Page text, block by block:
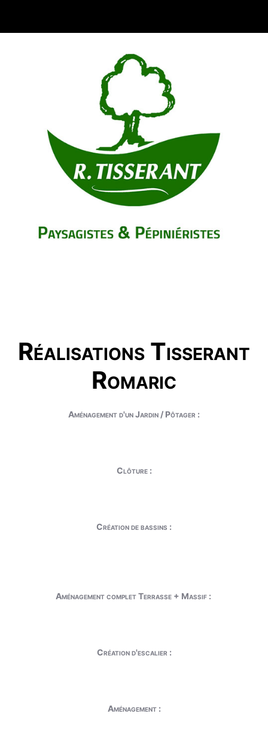
Réalisations Tisserant
Romaric
Aménagement d'un Jardin / Pôtager :
Clôture :
Création de bassins :
Aménagement complet Terrasse + Massif :
Création d'escalier :
Aménagement :